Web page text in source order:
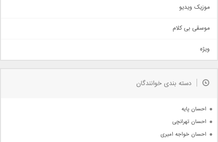
سنتی
اهنگ بندرعباسی
دمو
مذهبی
جدیدترین ها
موزیک ویدیو
موسقی بی کلام
ویژه
دسته بندی خوانندگان
احسان پایه
احسان تهرانچی
احسان خواجه امیری